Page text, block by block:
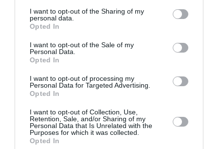
not limited to your visit or usage behaviour. You may click to
grant or deny consent to Google and its third-party tags to
use your data for below specified purposes in below Google
consent section.
I want to opt-out of the Sharing of my
personal data.
Opted In
I want to opt-out of the Sale of my
Personal Data.
Opted In
I want to opt-out of processing my
Personal Data for Targeted Advertising.
Opted In
I want to opt-out of Collection, Use,
Retention, Sale, and/or Sharing of my
Personal Data that Is Unrelated with the
Purposes for which it was collected.
Opted In
Για 4 άτομα Ετοιμασία: 30 λεπτά Μαγείρεμα: 20 λεπτά
Υλικά - 4 μεγάλες πατάτες - 300 γραμμάρια σπανάκι
(πλυμένο και καθαρισμένο) - 1 κόκκινη γλυκιά πιπεριά
(ψιλοκο...
06 Αυγούστου 2026